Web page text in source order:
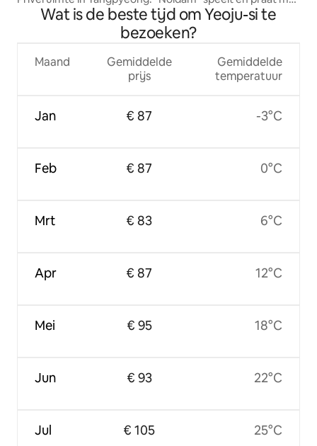
de geur van de natuur
Wat is de beste tijd om Yeoju-si te
bezoeken?
Maand
Jan
Feb
Mrt
Apr
Mei
Jun
Jul
Gemiddelde
prijs
€ 87
€ 87
€ 83
€ 87
€ 95
€ 93
€ 105
Gemiddelde
temperatuur
-3°C
0°C
6°C
12°C
18°C
22°C
25°C